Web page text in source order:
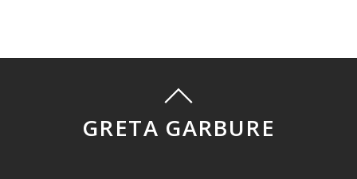
GRETA GARBURE